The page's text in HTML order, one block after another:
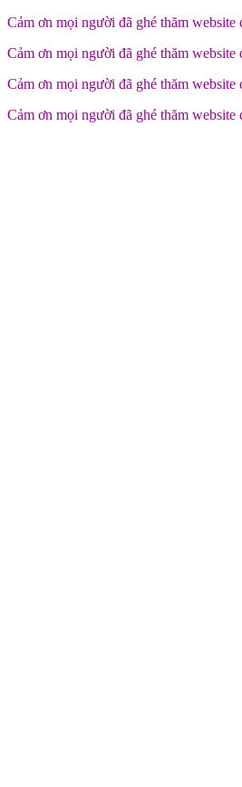
Cảm ơn mọi người đã ghé thăm website
Cảm ơn mọi người đã ghé thăm website
Cảm ơn mọi người đã ghé thăm website
Cảm ơn mọi người đã ghé thăm website